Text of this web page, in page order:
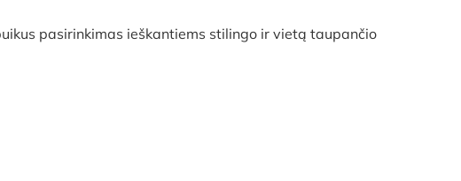
pasirinkimas ieškantiems stilingo ir vietą taupančio